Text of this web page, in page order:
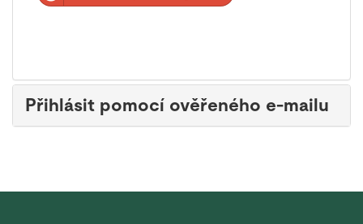
Přihlásit pomocí ověřeného e-mailu